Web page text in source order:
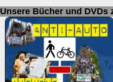
Unsere Bücher und DVDs